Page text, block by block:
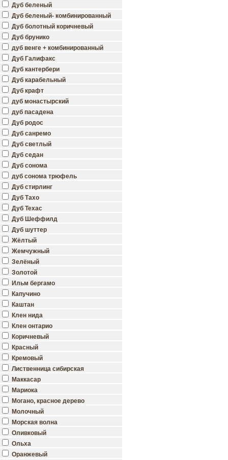
Дуб беленый
Дуб беленый- комбинированный
Дуб болотный коричневый
Дуб брунико
дуб венге + комбинированный
Дуб Галифакс
Дуб кантербери
Дуб карабельный
Дуб крафт
дуб монастырский
дуб пасадена
Дуб родос
Дуб санремо
Дуб светлый
Дуб седан
Дуб сонома
дуб сонома трюфель
Дуб стирлинг
Дуб Тахо
Дуб Техас
Дуб Шеффилд
Дуб шуттер
Жёлтый
Жемчужный
Зелёный
Золотой
Ильм бергамо
Капучино
Каштан
Клен нида
Клен онтарио
Коричневый
Красный
Кремовый
Лиственница сибирская
Маккасар
Мариока
Могано, красное дерево
Молочный
Морская волна
Оливковый
Ольха
Оранжевый